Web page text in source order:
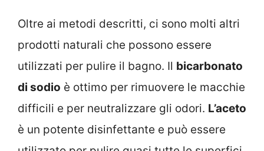
Oltre ai metodi descritti, ci sono molti altri
prodotti naturali che possono essere
utilizzati per pulire il bagno. Il bicarbonato
di sodio è ottimo per rimuovere le macchie
difficili e per neutralizzare gli odori. L’aceto
è un potente disinfettante e può essere